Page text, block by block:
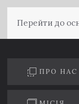
Перейти до
ПРО НАС